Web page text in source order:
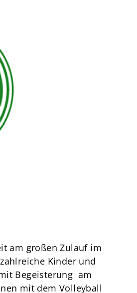
am großen Zulauf im
Kinder und
Begeisterung am
mit dem Volleyball